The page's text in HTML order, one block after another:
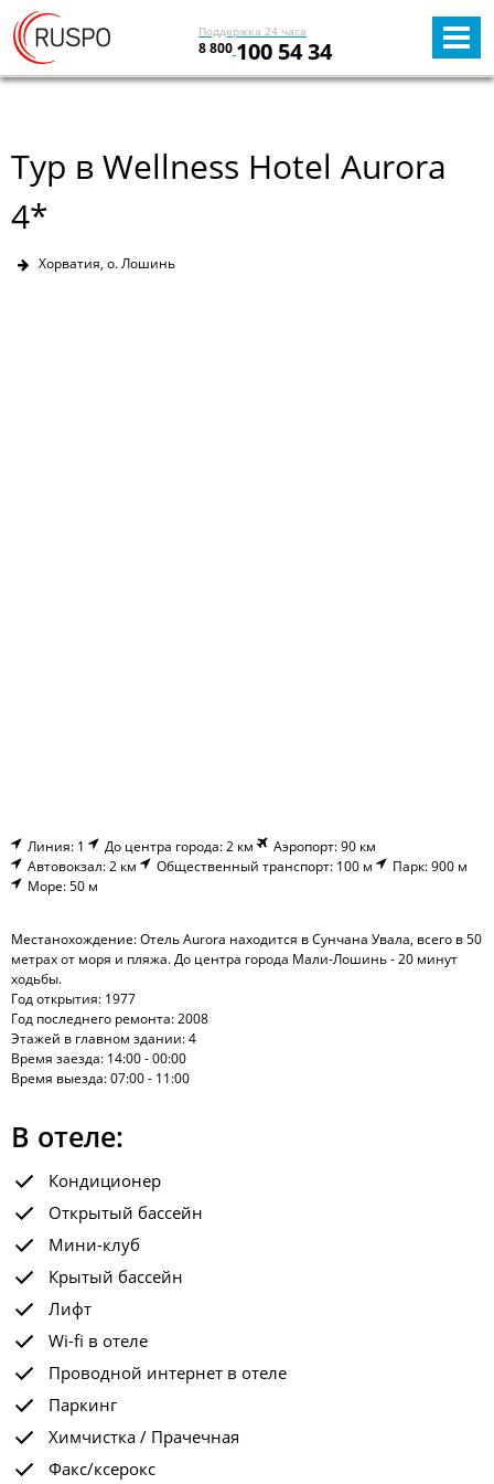
Поддержка 24 часа
8 800 100 54 34
Тур в Wellness Hotel Aurora
4*
Хорватия, о. Лошинь
Линия: 1 До центра города: 2 км
Аэропорт: 90 км
Автовокзал: 2 км
Общественный транспорт: 100 м
Парк: 900 м
Море: 50 м
Местанохождение: Отель Aurora находится в Сунчана Увала, всего в 50
метрах от моря и пляжа. До центра города Мали-Лошинь - 20 минут
ходьбы.
Год открытия: 1977
Год последнего ремонта: 2008
Этажей в главном здании: 4
Время заезда: 14:00 - 00:00
Время выезда: 07:00 - 11:00
В отеле:
Кондиционер
Открытый бассейн
Мини-клуб
Крытый бассейн
Лифт
Wi-fi в отеле
Проводной интернет в отеле
Паркинг
Химчистка / Прачечная
Факс/ксерокс